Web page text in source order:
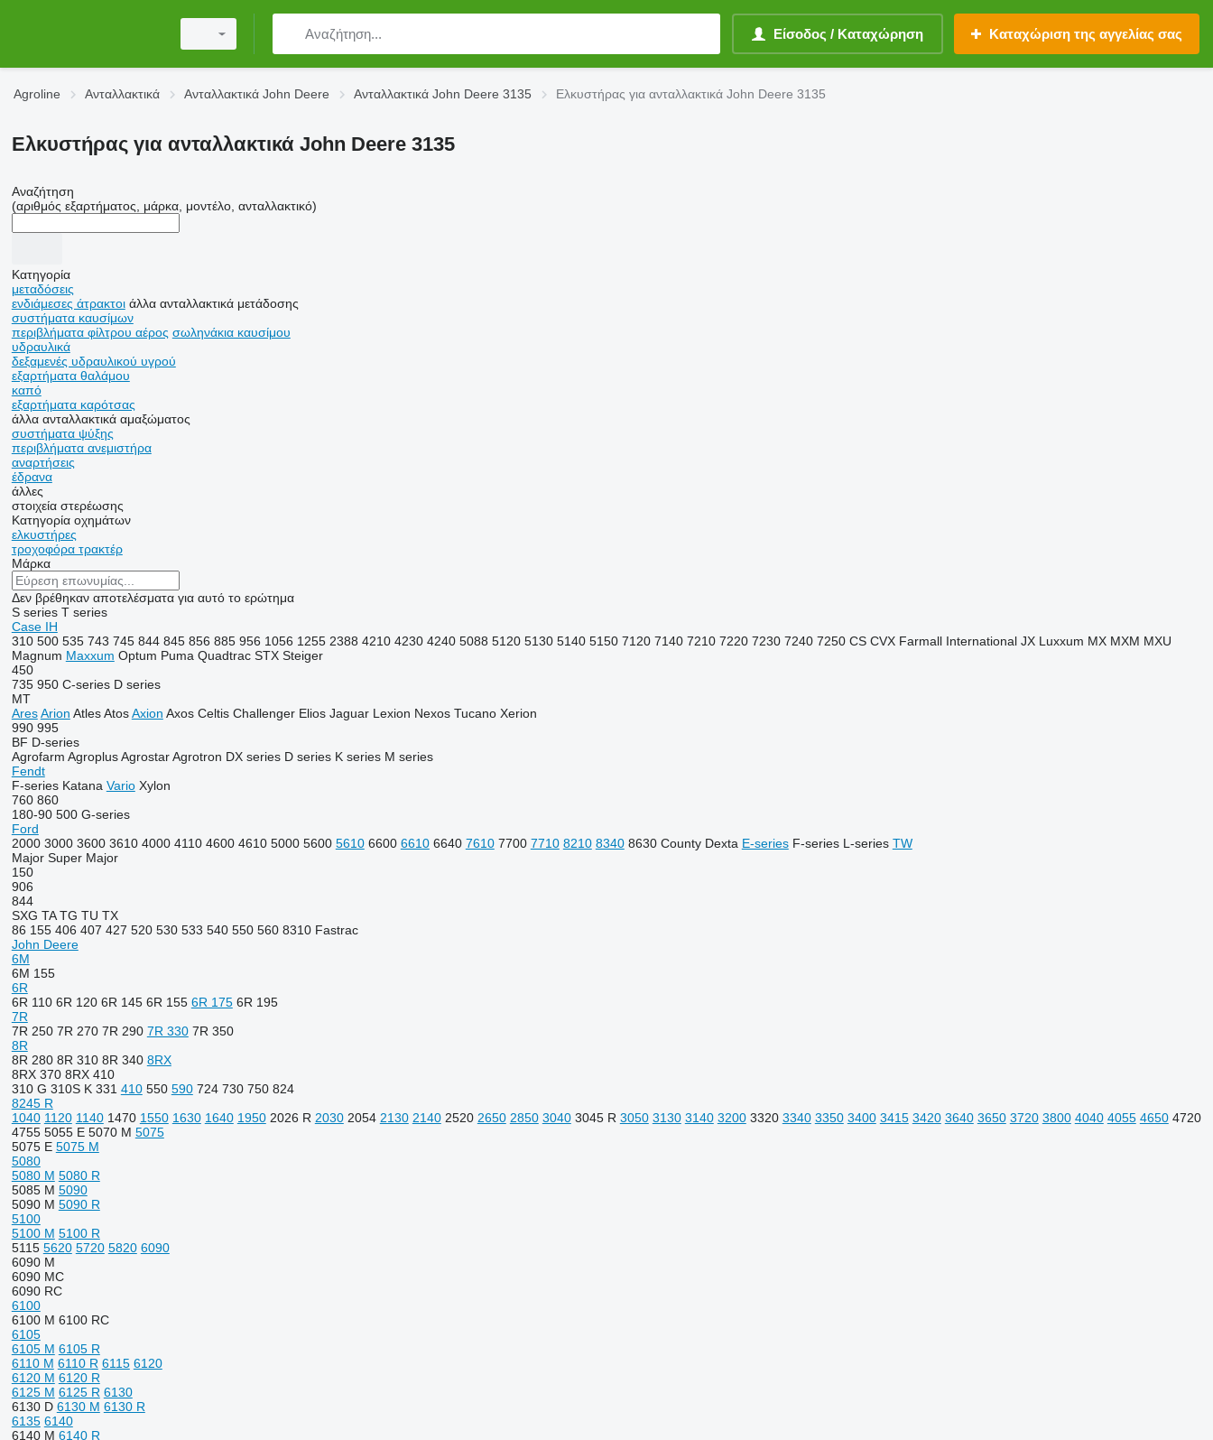
Είσοδος / Καταχώρηση Καταχώριση της αγγελίας σας
Agroline Ανταλλακτικά Ανταλλακτικά John Deere Ανταλλακτικά John Deere 3135 Ελκυστήρας για ανταλλακτικά John Deere 3135
Ελκυστήρας για ανταλλακτικά John Deere 3135
Αναζήτηση
(αριθμός εξαρτήματος, μάρκα, μοντέλο, ανταλλακτικό)
Κατηγορία
μεταδόσεις
ενδιάμεσες άτρακτοι άλλα ανταλλακτικά μετάδοσης
συστήματα καυσίμων
περιβλήματα φίλτρου αέρος σωληνάκια καυσίμου
υδραυλικά
δεξαμενές υδραυλικού υγρού
εξαρτήματα θαλάμου
καπό
εξαρτήματα καρότσας
άλλα ανταλλακτικά αμαξώματος
συστήματα ψύξης
περιβλήματα ανεμιστήρα
αναρτήσεις
έδρανα
άλλες
στοιχεία στερέωσης
Κατηγορία οχημάτων
ελκυστήρες
τροχοφόρα τρακτέρ
Μάρκα
Δεν βρέθηκαν αποτελέσματα για αυτό το ερώτημα
S series T series
Case IH
310 500 535 743 745 844 845 856 885 956 1056 1255 2388 4210 4230 4240 5088 5120 5130 5140 5150 7120 7140 7210 7220 7230 7240 7250 CS CVX Farmall International JX Luxxum MX MXM MXU
Magnum Maxxum Optum Puma Quadtrac STX Steiger
450
735 950 C-series D series
MT
Ares Arion Atles Atos Axion Axos Celtis Challenger Elios Jaguar Lexion Nexos Tucano Xerion
990 995
BF D-series
Agrofarm Agroplus Agrostar Agrotron DX series D series K series M series
Fendt
F-series Katana Vario Xylon
760 860
180-90 500 G-series
Ford
2000 3000 3600 3610 4000 4110 4600 4610 5000 5600 5610 6600 6610 6640 7610 7700 7710 8210 8340 8630 County Dexta E-series F-series L-series TW
Major Super Major
150
906
844
SXG TA TG TU TX
86 155 406 407 427 520 530 533 540 550 560 8310 Fastrac
John Deere
6M
6M 155
6R
6R 110 6R 120 6R 145 6R 155 6R 175 6R 195
7R
7R 250 7R 270 7R 290 7R 330 7R 350
8R
8R 280 8R 310 8R 340 8RX
8RX 370 8RX 410
310 G 310S K 331 410 550 590 724 730 750 824
8245 R
1040 1120 1140 1470 1550 1630 1640 1950 2026 R 2030 2054 2130 2140 2520 2650 2850 3040 3045 R 3050 3130 3140 3200 3320 3340 3350 3400 3415 3420 3640 3650 3720 3800 4040 4055 4650 4720
4755 5055 E 5070 M 5075
5075 E 5075 M
5080
5080 M 5080 R
5085 M 5090
5090 M 5090 R
5100
5100 M 5100 R
5115 5620 5720 5820 6090
6090 M
6090 MC
6090 RC
6100
6100 M 6100 RC
6105
6105 M 6105 R
6110 M 6110 R 6115 6120
6120 M 6120 R
6125 M 6125 R 6130
6130 D 6130 M 6130 R
6135 6140
6140 M 6140 R